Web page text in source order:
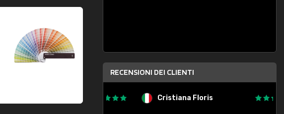
RECENSIONI DEI CLIENTI
Cristiana Floris